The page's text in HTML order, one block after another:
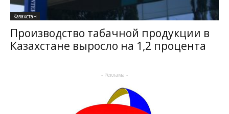
Казахстан
Производство табачной продукции в
Казахстане выросло на 1,2 процента
- Реклама -